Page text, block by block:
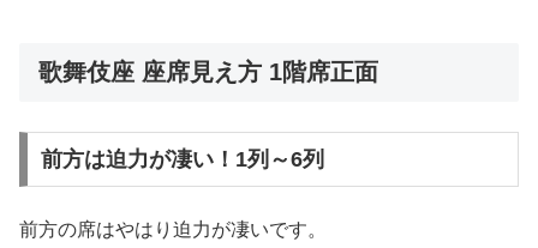
歌舞伎座 座席見え方 1階席正面
前方は迫力が凄い！1列～6列
前方の席はやはり迫力が凄いです。